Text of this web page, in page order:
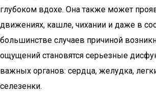
глубоком вдохе. Она также может
движениях, кашле, чихании и даже в
большинстве случаев причиной
ощущений становятся серьезные
важных органов: сердца, желудка,
селезенки.